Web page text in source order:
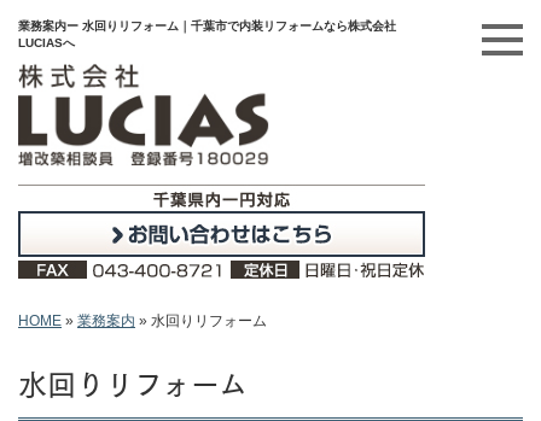
業務案内ー 水回りリフォーム｜千葉市で内装リフォームなら株式会社
LUCIASへ
HOME » 業務案内 » 水回りリフォーム
水回りリフォーム